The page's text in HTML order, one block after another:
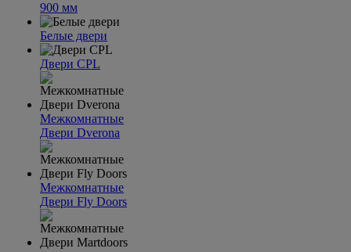
900 мм
Белые двери
Двери CPL
Межкомнатные
Двери Dverona
Межкомнатные
Двери Fly Doors